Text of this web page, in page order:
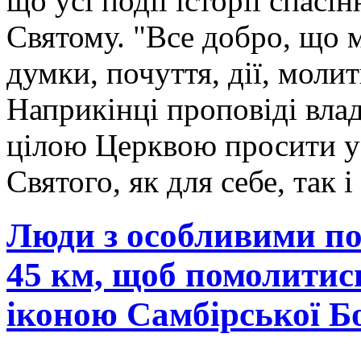
Святому. "Все добро, що
думки, почуття, дії,
Наприкінці проповіді
цілою Церквою просити
Святого, як для себе, так
Люди з особливими
45 км, щоб
іконою Самбірської